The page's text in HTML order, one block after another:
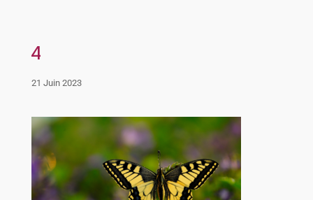
4
21 Juin 2023